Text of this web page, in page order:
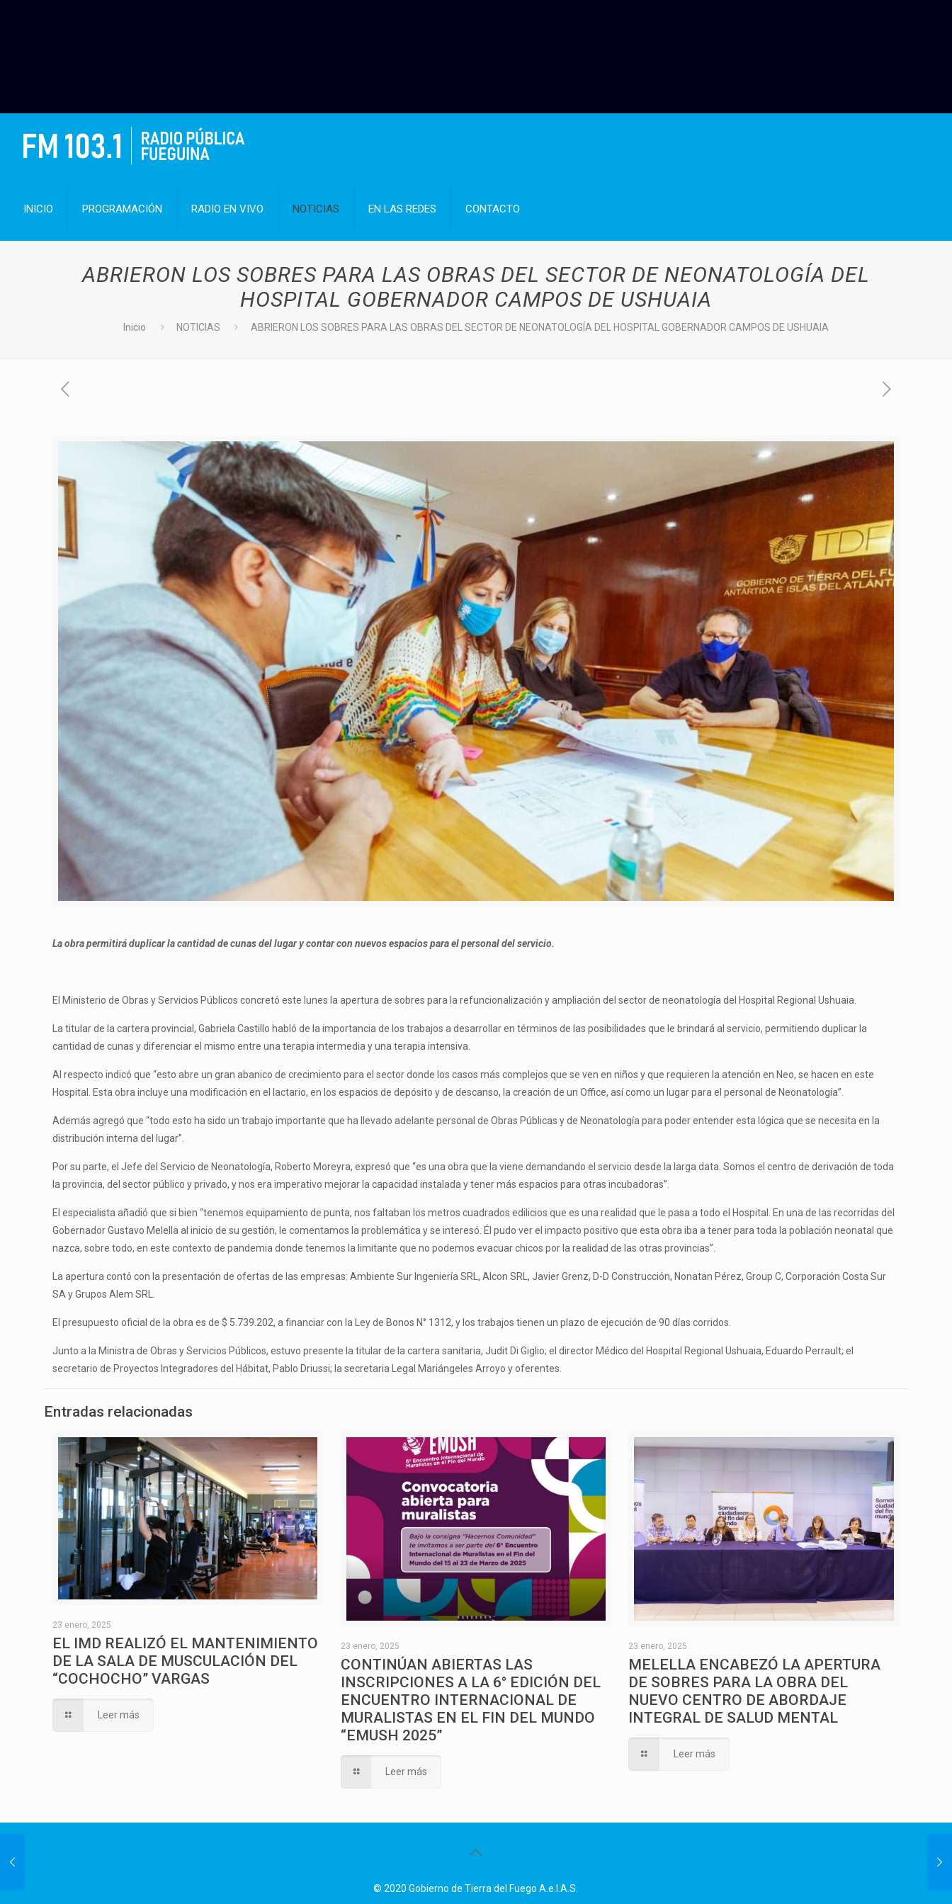
INICIO PROGRAMACIÓN RADIO EN VIVO NOTICIAS EN LAS REDES CONTACTO
ABRIERON LOS SOBRES PARA LAS OBRAS DEL SECTOR DE NEONATOLOGÍA DEL
HOSPITAL GOBERNADOR CAMPOS DE USHUAIA
Inicio NOTICIAS ABRIERON LOS SOBRES PARA LAS OBRAS DEL SECTOR DE NEONATOLOGÍA DEL HOSPITAL GOBERNADOR CAMPOS DE USHUAIA
La obra permitirá duplicar la cantidad de cunas del lugar y contar con nuevos espacios para el personal del servicio.
El Ministerio de Obras y Servicios Públicos concretó este lunes la apertura de sobres para la refuncionalización y ampliación del sector de neonatología del Hospital Regional Ushuaia.
La titular de la cartera provincial, Gabriela Castillo habló de la importancia de los trabajos a desarrollar en términos de las posibilidades que le brindará al servicio, permitiendo duplicar la
cantidad de cunas y diferenciar el mismo entre una terapia intermedia y una terapia intensiva.
Al respecto indicó que “esto abre un gran abanico de crecimiento para el sector donde los casos más complejos que se ven en niños y que requieren la atención en Neo, se hacen en este
Hospital. Esta obra incluye una modificación en el lactario, en los espacios de depósito y de descanso, la creación de un Office, así como un lugar para el personal de Neonatología”.
Además agregó que “todo esto ha sido un trabajo importante que ha llevado adelante personal de Obras Públicas y de Neonatología para poder entender esta lógica que se necesita en la
distribución interna del lugar”.
Por su parte, el Jefe del Servicio de Neonatología, Roberto Moreyra, expresó que “es una obra que la viene demandando el servicio desde la larga data. Somos el centro de derivación de toda
la provincia, del sector público y privado, y nos era imperativo mejorar la capacidad instalada y tener más espacios para otras incubadoras”.
El especialista añadió que si bien “tenemos equipamiento de punta, nos faltaban los metros cuadrados edilicios que es una realidad que le pasa a todo el Hospital. En una de las recorridas del
Gobernador Gustavo Melella al inicio de su gestión, le comentamos la problemática y se interesó. Él pudo ver el impacto positivo que esta obra iba a tener para toda la población neonatal que
nazca, sobre todo, en este contexto de pandemia donde tenemos la limitante que no podemos evacuar chicos por la realidad de las otras provincias”.
La apertura contó con la presentación de ofertas de las empresas: Ambiente Sur Ingeniería SRL, Alcon SRL, Javier Grenz, D-D Construcción, Nonatan Pérez, Group C, Corporación Costa Sur
SA y Grupos Alem SRL.
El presupuesto oficial de la obra es de $ 5.739.202, a financiar con la Ley de Bonos N° 1312, y los trabajos tienen un plazo de ejecución de 90 días corridos.
Junto a la Ministra de Obras y Servicios Públicos, estuvo presente la titular de la cartera sanitaria, Judit Di Giglio; el director Médico del Hospital Regional Ushuaia, Eduardo Perrault; el
secretario de Proyectos Integradores del Hábitat, Pablo Driussi; la secretaria Legal Mariángeles Arroyo y oferentes.
Entradas relacionadas
23 enero, 2025
EL IMD REALIZÓ EL MANTENIMIENTO
DE LA SALA DE MUSCULACIÓN DEL
“COCHOCHO” VARGAS
Leer más
23 enero, 2025
CONTINÚAN ABIERTAS LAS
INSCRIPCIONES A LA 6° EDICIÓN DEL
ENCUENTRO INTERNACIONAL DE
MURALISTAS EN EL FIN DEL MUNDO
“EMUSH 2025”
Leer más
23 enero, 2025
MELELLA ENCABEZÓ LA APERTURA
DE SOBRES PARA LA OBRA DEL
NUEVO CENTRO DE ABORDAJE
INTEGRAL DE SALUD MENTAL
Leer más
© 2020 Gobierno de Tierra del Fuego A.e.I.A.S.